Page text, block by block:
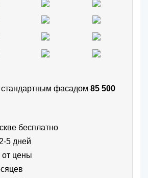
стандартным фасадом 85 500
бесплатно
5 дней
от цены